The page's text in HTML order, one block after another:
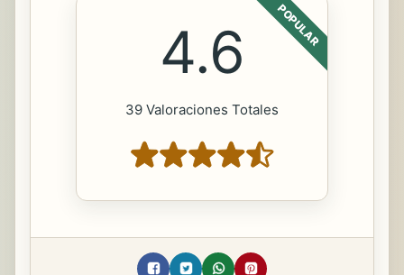
POPULAR
4.6
39 Valoraciones Totales